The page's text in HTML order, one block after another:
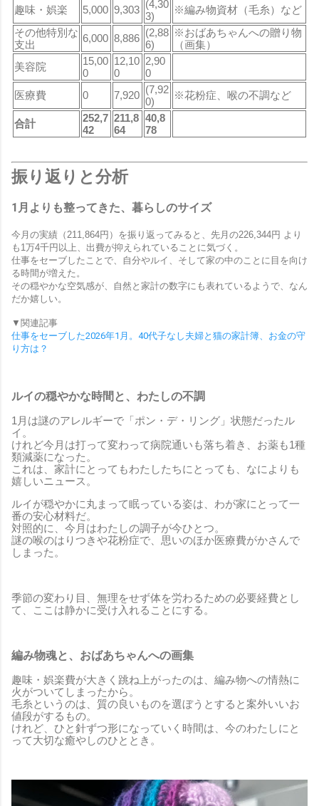
趣味・娯楽 5,000 9,303 (4,30
3)
※編み物資材（毛糸）など
その他特別な
支出
6,000 8,886 (2,88
6)
※おばあちゃんへの贈り物
（画集）
美容院
15,00
0
12,10
0
2,90
0
医療費
0 7,920 (7,92
0)
※花粉症、喉の不調など
合計
252,7
42
211,8
64
40,8
78
振り返りと分析
1月よりも整ってきた、暮らしのサイズ
今月の実績（211,864円）を振り返ってみると、先月の226,344円 より
も1万4千円以上、出費が抑えられていることに気づく。
仕事をセーブしたことで、自分やルイ、そして家の中のことに目を向け
る時間が増えた。
その穏やかな空気感が、自然と家計の数字にも表れているようで、なん
だか嬉しい。
▼関連記事
仕事をセーブした2026年1月。40代子なし夫婦と猫の家計簿、お金の守
り方は？
ルイの穏やかな時間と、わたしの不調
1月は謎のアレルギーで「ポン・デ・リング」状態だったル
イ。
けれど今月は打って変わって病院通いも落ち着き、お薬も1種
類減薬になった。
これは、家計にとってもわたしたちにとっても、なによりも
嬉しいニュース。
ルイが穏やかに丸まって眠っている姿は、わが家にとって一
番の安心材料だ。
対照的に、今月はわたしの調子が今ひとつ。
謎の喉のはりつきや花粉症で、思いのほか医療費がかさんで
しまった。
季節の変わり目、無理をせず体を労わるための必要経費とし
て、ここは静かに受け入れることにする。
編み物魂と、おばあちゃんへの画集
趣味・娯楽費が大きく跳ね上がったのは、編み物への情熱に
火がついてしまったから。
毛糸というのは、質の良いものを選ぼうとすると案外いいお
値段がするもの。
けれど、ひと針ずつ形になっていく時間は、今のわたしにと
って大切な癒やしのひととき。